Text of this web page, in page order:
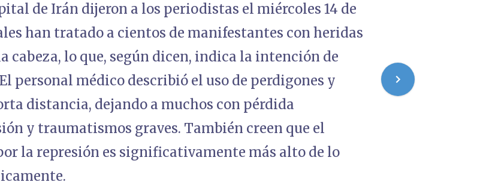
de Irán dijeron a los periodistas el miércoles 14 de
han tratado a cientos de manifestantes con heridas
cabeza, lo que, según dicen, indica la intención de
personal médico describió el uso de perdigones y
distancia, dejando a muchos con pérdida
y traumatismos graves. También creen que el
la represión es significativamente más alto de lo